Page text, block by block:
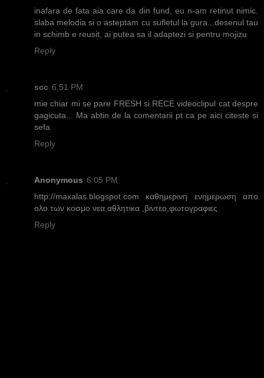
inafara de fata aia care da din fund, eu n-am retinut nimic.
slaba melodia si o asteptam cu sufletul la gura...desenul tau
in schimb e reusit, ai putea sa il adaptezi si pentru mojizu
Reply
scc 6:51 PM
mie chiar mi se pare FRESH si RECE videoclipul cat despre
gagicuta... Ma abtin de la comentarii pt ca pe aici citeste si
sefa
Reply
Anonymous 6:05 PM
http://maxalas.blogspot.com καθημερινη ενημερωση απο
ολο των κοσμο νεα,αθλητικα ,βιντεο,φωτογραφιες
Reply